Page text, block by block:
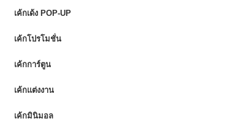
เค้กเด้ง POP-UP
เค้กโปรโมชั่น
เค้กการ์ตูน
เค้กแต่งงาน
เค้กมินิมอล